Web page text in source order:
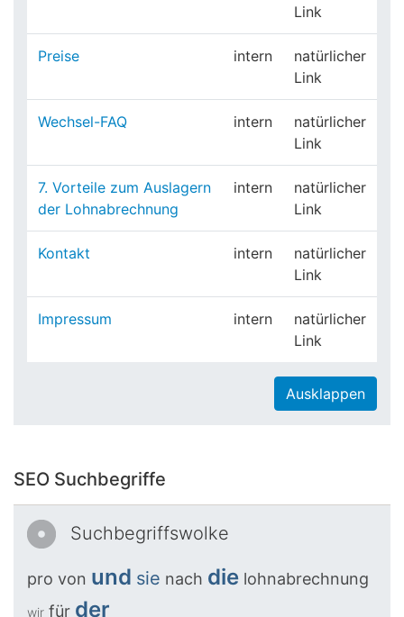
Link
Preise intern
natürlicher
Link
Wechsel-FAQ intern
natürlicher
Link
7. Vorteile zum Auslagern
der Lohnabrechnung
intern
natürlicher
Link
Kontakt intern
natürlicher
Link
Impressum intern
natürlicher
Link
Ausklappen
SEO Suchbegriffe
Suchbegriffswolke
pro von und sie nach die lohnabrechnung
wir für der